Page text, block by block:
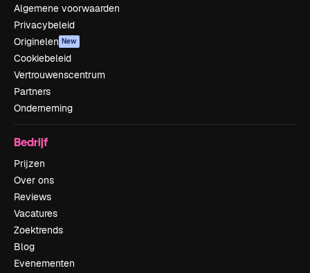
Algemene voorwaarden
Privacybeleid
Originelen New
Cookiebeleid
Vertrouwenscentrum
Partners
Onderneming
Bedrijf
Prijzen
Over ons
Reviews
Vacatures
Zoektrends
Blog
Evenementen